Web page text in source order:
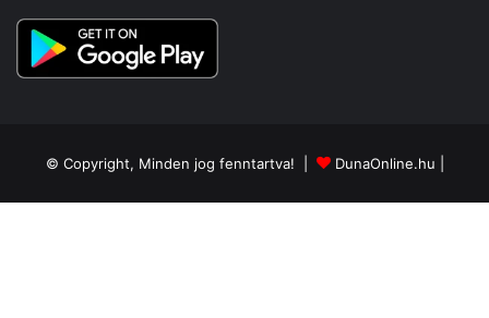
© Copyright, Minden jog fenntartva! | DunaOnline.hu